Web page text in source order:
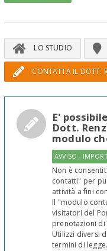
LO STUDIO
CONTATTA IL DOTT.
E'
Dott.
modulo
AVVISO -
Non è
contatti" per
attività a fini
Il "modulo
visitatori del
prenotazioni di
Utilizzi diversi
termini di legge.